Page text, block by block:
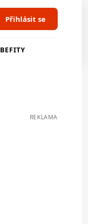
Přihlásit se
BEFITY
REKLAMA